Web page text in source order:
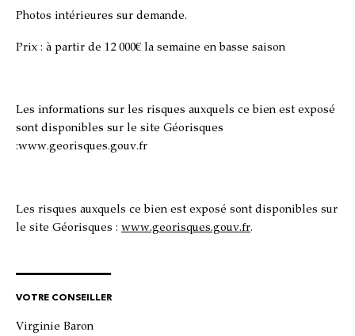
Photos intérieures sur demande.
Prix : à partir de 12 000€ la semaine en basse saison
Les informations sur les risques auxquels ce bien est exposé
sont disponibles sur le site Géorisques
:www.georisques.gouv.fr
Les risques auxquels ce bien est exposé sont disponibles sur
le site Géorisques : www.georisques.gouv.fr.
VOTRE CONSEILLER
Virginie Baron